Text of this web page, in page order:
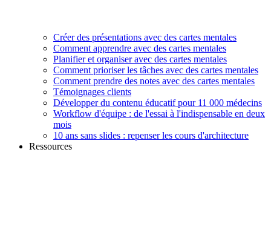
Créer des présentations avec des cartes mentales
Comment apprendre avec des cartes mentales
Planifier et organiser avec des cartes mentales
Comment prioriser les tâches avec des cartes mentales
Comment prendre des notes avec des cartes mentales
Témoignages clients
Développer du contenu éducatif pour 11 000 médecins
Workflow d'équipe : de l'essai à l'indispensable en deux
mois
10 ans sans slides : repenser les cours d'architecture
Ressources